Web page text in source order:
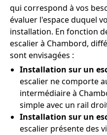
qui correspond à vos
évaluer l'espace duquel
installation. En fonction
escalier à Chambord,
sont envisagées :
Installation sur un
escalier ne comporte
intermédiaire à
simple avec un rail
Installation sur un
escalier présente des